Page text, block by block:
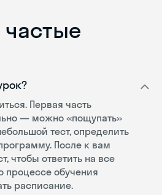
частые
Первая часть
— можно «пощупать»
тест, определить
После к вам
чтобы ответить на все
процессе обучения
расписание.